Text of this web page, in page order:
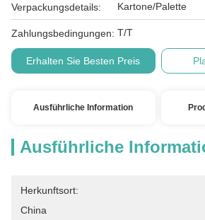
Verpackungsdetails: Kartone/Palette
Zahlungsbedingungen: T/T
Erhalten Sie Besten Preis
Ausführliche Information
Ausführliche
Herkunftsort:
China